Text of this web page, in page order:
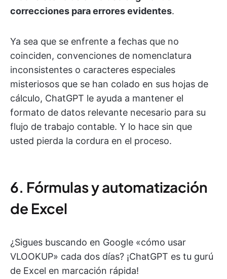
correcciones para errores evidentes.
Ya sea que se enfrente a fechas que no
coinciden, convenciones de nomenclatura
inconsistentes o caracteres especiales
misteriosos que se han colado en sus hojas de
cálculo, ChatGPT le ayuda a mantener el
formato de datos relevante necesario para su
flujo de trabajo contable. Y lo hace sin que
usted pierda la cordura en el proceso.
6. Fórmulas y automatización
de Excel
¿Sigues buscando en Google «cómo usar
VLOOKUP» cada dos días? ¡ChatGPT es tu gurú
de Excel en marcación rápida!